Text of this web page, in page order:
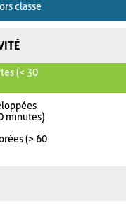
classe
(< 30
minutes)
(> 60